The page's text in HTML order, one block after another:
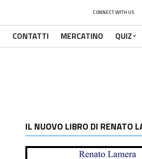
CONNECT WITH US
CONTATTI MERCATINO QUIZ
IL NUOVO LIBRO DI RENATO